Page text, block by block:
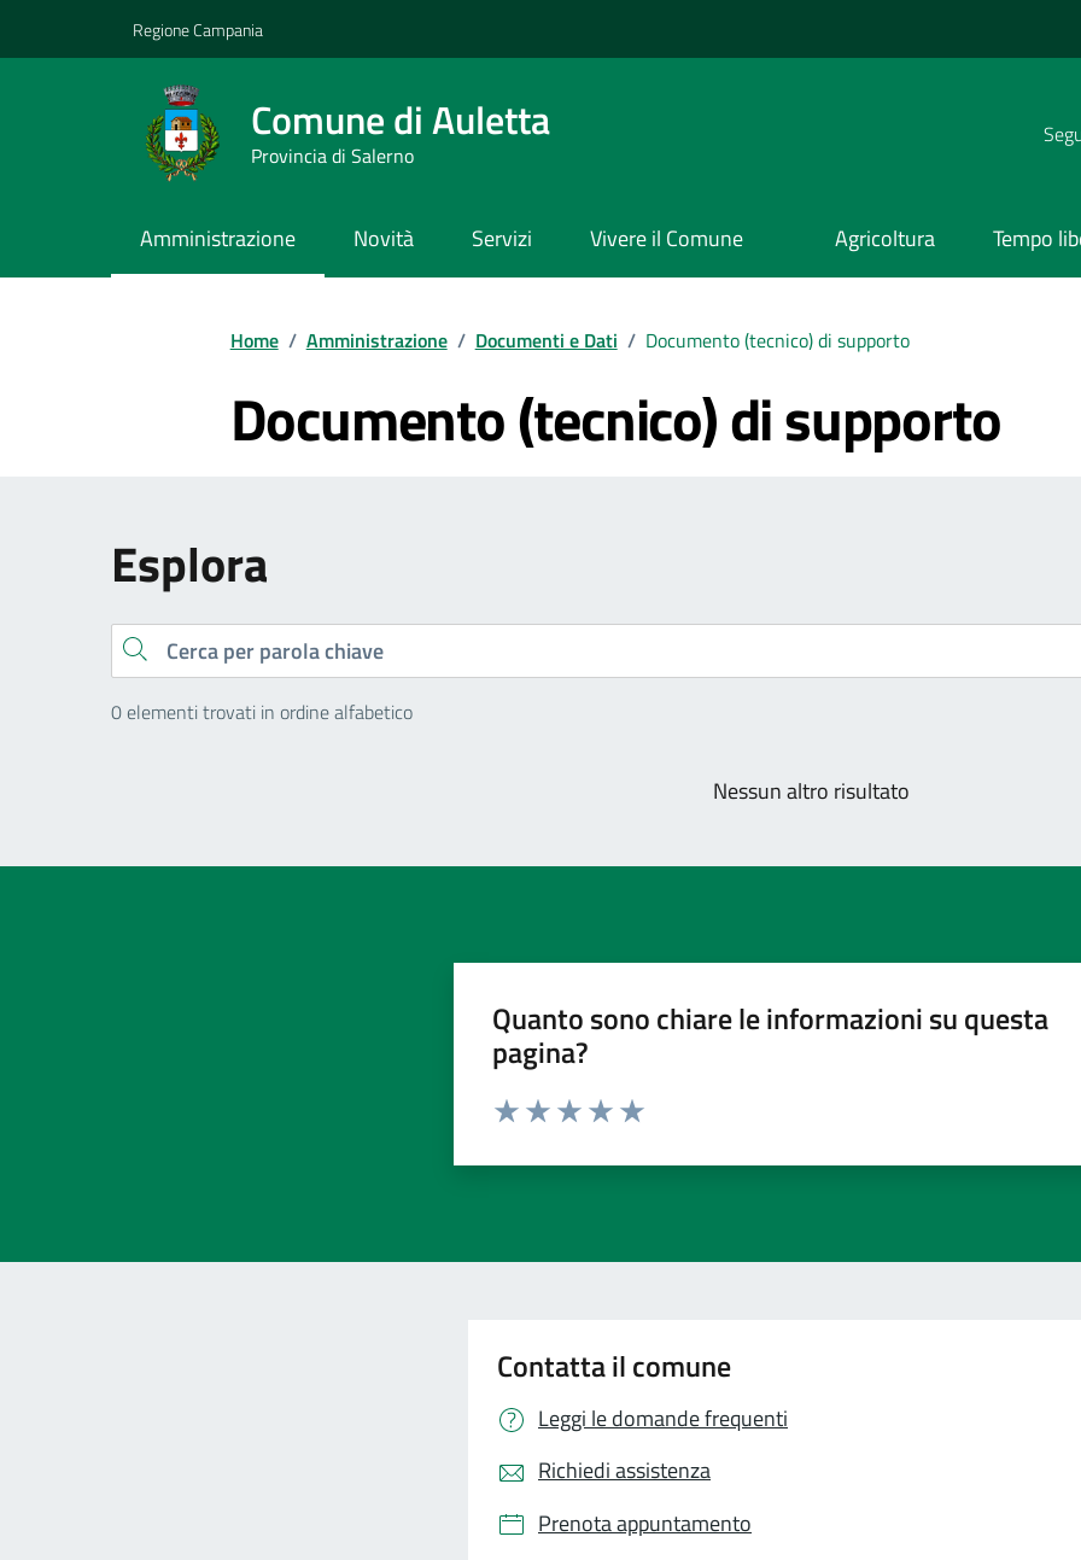
Regione Campania
Comune di Auletta
Provincia di Salerno
Amministrazione Novità Servizi Vivere il Comune Agricoltura Tempo
Home / Amministrazione / Documenti e Dati / Documento (tecnico) di supporto
Documento (tecnico) di supporto
Esplora
Cerca
0 elementi trovati in ordine alfabetico
Nessun altro risultato
Quanto sono chiare le informazioni su questa
pagina?
Contatta il comune
Leggi le domande frequenti
Richiedi assistenza
Prenota appuntamento